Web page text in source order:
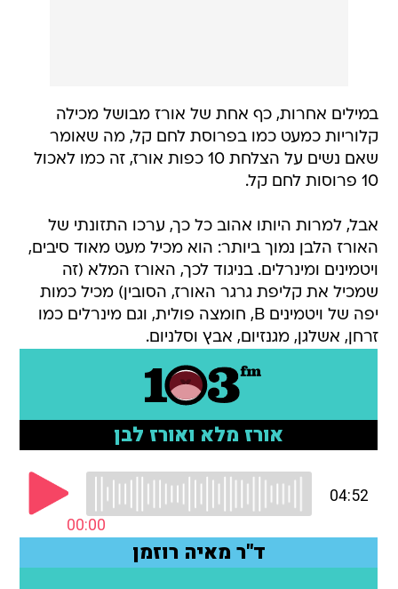
במילים אחרות, כף אחת של אורז מבושל מכילה
קלוריות כמעט כמו בפרוסת לחם קל, מה שאומר
שאם נשים על הצלחת 10 כפות אורז, זה כמו לאכול
10 פרוסות לחם קל.
אבל, למרות היותו אהוב כל כך, ערכו התזונתי של
האורז הלבן נמוך ביותר: הוא מכיל מעט מאוד סיבים,
ויטמינים ומינרלים. בניגוד לכך, האורז המלא (זה
שמכיל את קליפת גרגר האורז, הסובין) מכיל כמות
יפה של ויטמינים B, חומצה פולית, וגם מינרלים כמו
זרחן, אשלגן, מגנזיום, אבץ וסלניום.